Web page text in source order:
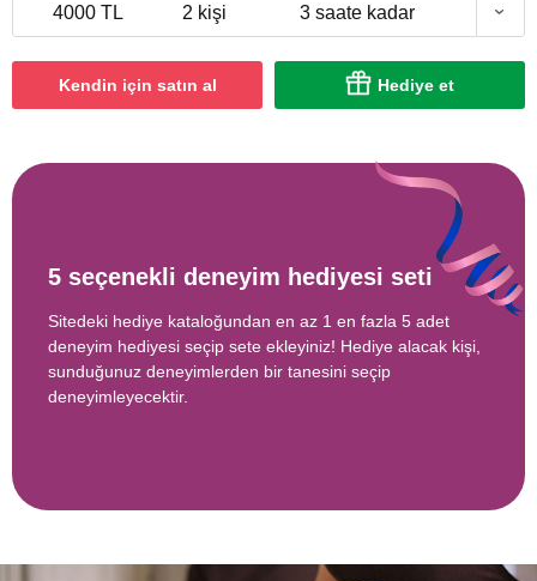
4000 TL 2 kişi 3 saate kadar
Kendin için satın al Hediye et
5 seçenekli deneyim hediyesi seti
Sitedeki hediye kataloğundan en az 1 en fazla 5 adet
deneyim hediyesi seçip sete ekleyiniz! Hediye alacak kişi,
sunduğunuz deneyimlerden bir tanesini seçip
deneyimleyecektir.